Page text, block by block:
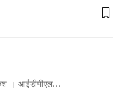
। आईडीपीएल…